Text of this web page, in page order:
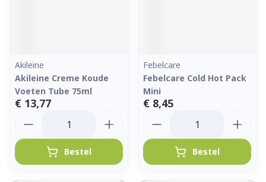
Akileine
Akileine Creme Koude
Voeten Tube 75ml
€ 13,77
Bestel
Febelcare
Febelcare Cold Hot Pack
Mini
€ 8,45
Bestel